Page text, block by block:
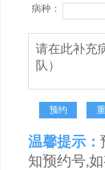
病种：
温馨提示：
知预约号,